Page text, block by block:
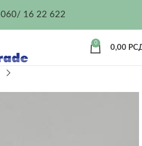
060/ 16 22 622
0
0,00